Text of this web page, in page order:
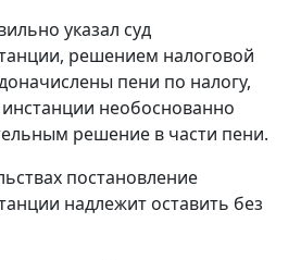
указал суд
решением налоговой
пени по налогу,
необоснованно
решение в части пени.
постановление
надлежит оставить без